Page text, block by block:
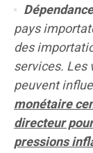
pays
des
services. Les
peuvent
monétaire
directeur
pressions